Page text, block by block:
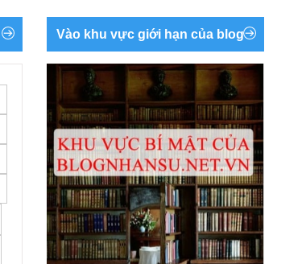
Vào khu vực giới hạn của blog